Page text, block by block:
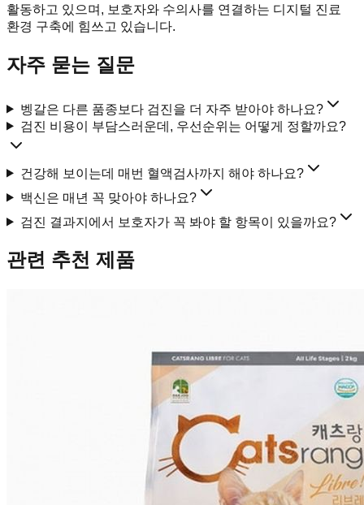
활동하고 있으며, 보호자와 수의사를 연결하는 디지털 진료
환경 구축에 힘쓰고 있습니다.
자주 묻는 질문
벵갈은 다른 품종보다 검진을 더 자주 받아야 하나요?
검진 비용이 부담스러운데, 우선순위는 어떻게 정할까요?
건강해 보이는데 매번 혈액검사까지 해야 하나요?
백신은 매년 꼭 맞아야 하나요?
검진 결과지에서 보호자가 꼭 봐야 할 항목이 있을까요?
관련 추천 제품